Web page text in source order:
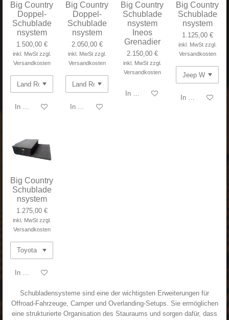
Big Country
Doppel-
Schublade
nsystem
1.500,00 €
inkl. MwSt zzgl.
Versandkosten
In den Warenkorb
Big Country
Doppel-
Schublade
nsystem
2.050,00 €
inkl. MwSt zzgl.
Versandkosten
In den Warenkorb
Big Country
Schublade
nsystem
Ineos
Grenadier
2.150,00 €
inkl. MwSt zzgl.
Versandkosten
In den Warenkorb
Big Country
Schublade
nsystem
1.125,00 €
inkl. MwSt zzgl.
Versandkosten
In den
Big Country
Schublade
nsystem
1.275,00 €
inkl. MwSt zzgl.
Versandkosten
In den Warenkorb
Schubladensysteme sind eine der wichtigsten Erweiterungen für
Offroad-Fahrzeuge, Camper und Overlanding-Setups. Sie ermöglichen
eine strukturierte Organisation des Stauraums und sorgen dafür, dass